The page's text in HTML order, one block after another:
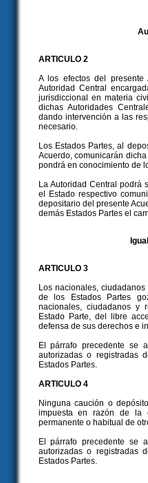
ARTICULO 2
A los efectos del presente
Autoridad Central
jurisdiccional en materia
dichas Autoridades
dando intervención a las
necesario.
Los Estados Partes, al
Acuerdo, comunicarán
pondrá en conocimiento de
La Autoridad Central podrá
el Estado respectivo
depositario del presente
demás Estados Partes el
ARTICULO 3
Los nacionales,
de los Estados Partes
nacionales, ciudadanos y
Estado Parte, del libre
defensa de sus derechos e
El párrafo precedente se
autorizadas o registradas
Estados Partes.
ARTICULO 4
Ninguna caución o
impuesta en razón de la
permanente o habitual de
El párrafo precedente se
autorizadas o registradas
Estados Partes.